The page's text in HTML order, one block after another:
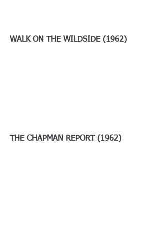
WALK ON THE WILDSIDE (1962)
THE CHAPMAN REPORT (1962)